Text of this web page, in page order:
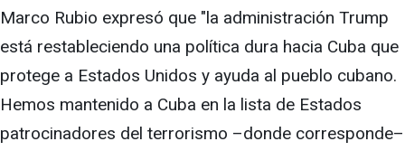
Marco Rubio expresó que "la administración Trump
está restableciendo una política dura hacia Cuba que
protege a Estados Unidos y ayuda al pueblo cubano.
Hemos mantenido a Cuba en la lista de Estados
patrocinadores del terrorismo –donde corresponde–